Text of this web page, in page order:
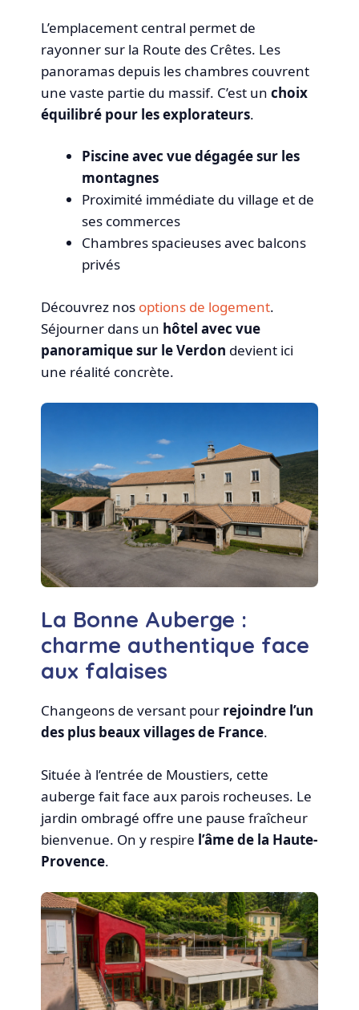
L’emplacement central permet de
rayonner sur la Route des Crêtes. Les
panoramas depuis les chambres couvrent
une vaste partie du massif. C’est unchoix
équilibré pour les explorateurs.
Piscine avec vue dégagée sur les
montagnes
Proximité immédiate du village et de
ses commerces
Chambres spacieuses avec balcons
privés
Découvrez nos options de logement.
Séjourner dans un hôtel avec vue
panoramique sur le Verdon devient ici
une réalité concrète.
La Bonne Auberge :
charme authentique face
aux falaises
Changeons de versant pour rejoindre l’un
des plus beaux villages de France.
Située à l’entrée de Moustiers, cette
auberge fait face aux parois rocheuses. Le
jardin ombragé offre une pause fraîcheur
bienvenue. On y respire l’âme de la Haute-
Provence.